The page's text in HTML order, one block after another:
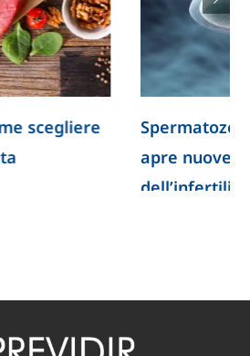
in laboratorio: la ricerca
per lo studio